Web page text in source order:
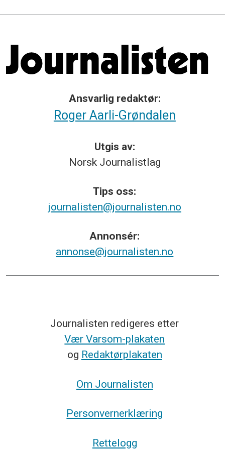
Ansvarlig redaktør:
Roger Aarli-Grøndalen
Utgis av:
Norsk Journalistlag
Tips oss:
journalisten@journalisten.no
Annonsér:
annonse@journalisten.no
Journalisten redigeres etter
Vær Varsom-plakaten
og Redaktørplakaten
Om Journalisten
Personvernerklæring
Rettelogg